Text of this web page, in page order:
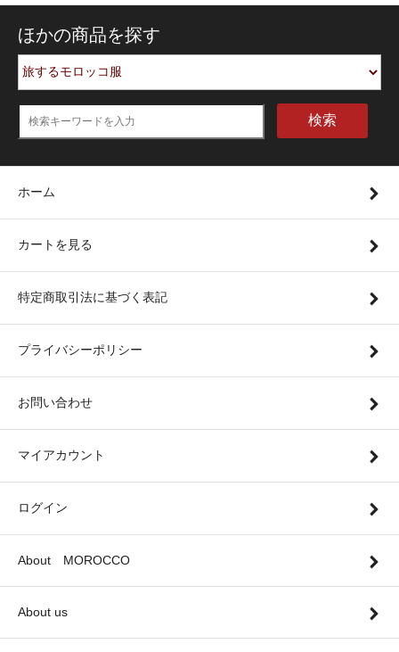
ほかの商品を探す
検索
ホーム
カートを見る
特定商取引法に基づく表記
プライバシーポリシー
お問い合わせ
マイアカウント
ログイン
About MOROCCO
About us